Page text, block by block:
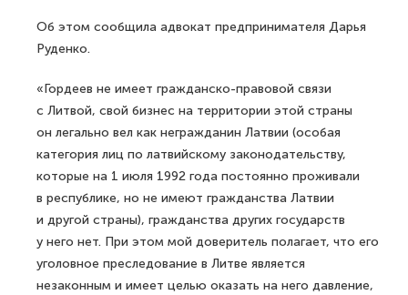
Об этом сообщила адвокат предпринимателя Дарья
Руденко.
«Гордеев не имеет гражданско-правовой связи
с Литвой, свой бизнес на территории этой страны
он легально вел как негражданин Латвии (особая
категория лиц по латвийскому законодательству,
которые на 1 июля 1992 года постоянно проживали
в республике, но не имеют гражданства Латвии
и другой страны), гражданства других государств
у него нет. При этом мой доверитель полагает, что его
уголовное преследование в Литве является
незаконным и имеет целью оказать на него давление,